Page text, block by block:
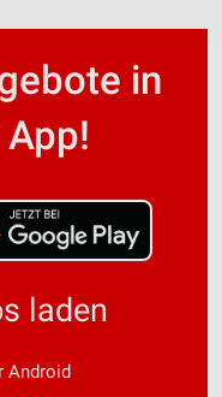
in
laden
Android